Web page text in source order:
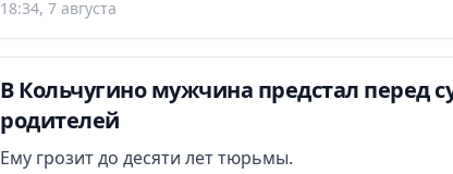
18:34, 7 августа
В Кольчугино мужчина предстал перед
родителей
Ему грозит до десяти лет тюрьмы.